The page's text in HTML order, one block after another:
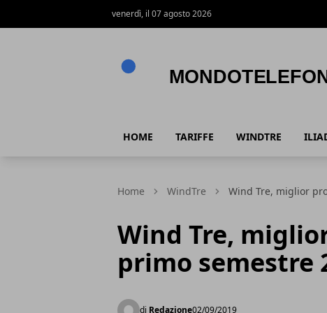
venerdì, il 07 agosto 2026
HOME TARIFFE WINDTRE
Home WindTre Wind Tre, miglior
Wind Tre,
primo semestre
di Redazione02/09/2019